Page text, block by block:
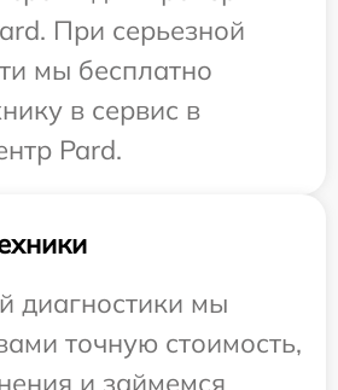
При серьезной
мы бесплатно
в сервис в
Pard.
диагностики мы
точную стоимость,
и займемся